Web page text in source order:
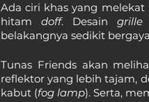
Ada ciri khas yang
hitam doff. Desain
belakangnya sedikit
Tunas Friends akan
reflektor yang lebih tajam,
kabut (fog lamp). Serta,